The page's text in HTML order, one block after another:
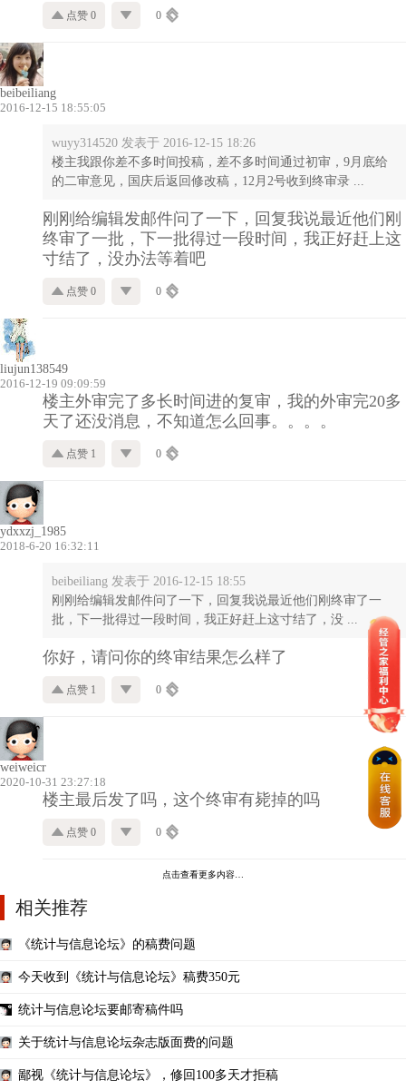
点赞 0 0
beibeiliang
2016-12-15 18:55:05
wuyy314520 发表于 2016-12-15 18:26
楼主我跟你差不多时间投稿，差不多时间通过初审，9月底给
的二审意见，国庆后返回修改稿，12月2号收到终审录 ...
刚刚给编辑发邮件问了一下，回复我说最近他们刚
终审了一批，下一批得过一段时间，我正好赶上这
寸结了，没办法等着吧
点赞 0 0
liujun138549
2016-12-19 09:09:59
楼主外审完了多长时间进的复审，我的外审完20多
天了还没消息，不知道怎么回事。。。。
点赞 1 0
ydxxzj_1985
2018-6-20 16:32:11
beibeiliang 发表于 2016-12-15 18:55
刚刚给编辑发邮件问了一下，回复我说最近他们刚终审了一
批，下一批得过一段时间，我正好赶上这寸结了，没 ...
你好，请问你的终审结果怎么样了
点赞 1 0
weiweicr
2020-10-31 23:27:18
楼主最后发了吗，这个终审有毙掉的吗
点赞 0 0
点击查看更多内容…
相关推荐
《统计与信息论坛》的稿费问题
今天收到《统计与信息论坛》稿费350元
统计与信息论坛要邮寄稿件吗
关于统计与信息论坛杂志版面费的问题
鄙视《统计与信息论坛》，修回100多天才拒稿